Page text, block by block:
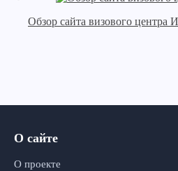
Обзор сайта визового центра
О сайте
О проекте